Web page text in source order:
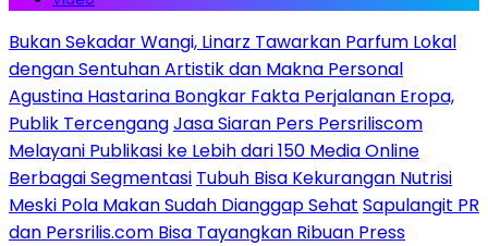
Bukan Sekadar Wangi, Linarz Tawarkan Parfum Lokal
dengan Sentuhan Artistik dan Makna Personal
Agustina Hastarina Bongkar Fakta Perjalanan Eropa,
Publik TercengangJasa Siaran Pers Persriliscom
Melayani Publikasi ke Lebih dari 150 Media Online
Berbagai Segmentasi Tubuh Bisa Kekurangan Nutrisi
Meski Pola Makan Sudah Dianggap Sehat Sapulangit PR
dan Persrilis.com Bisa Tayangkan Ribuan Press